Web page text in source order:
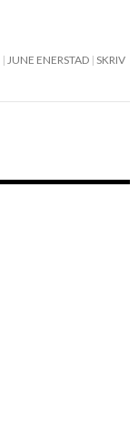
JUNE ENERSTAD SKRIV